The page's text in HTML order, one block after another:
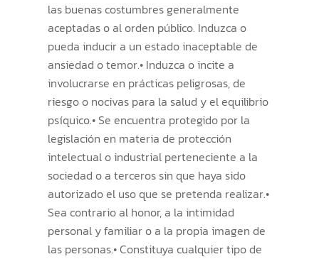
las buenas costumbres generalmente
aceptadas o al orden público. Induzca o
pueda inducir a un estado inaceptable de
ansiedad o temor.• Induzca o incite a
involucrarse en prácticas peligrosas, de
riesgo o nocivas para la salud y el equilibrio
psíquico.• Se encuentra protegido por la
legislación en materia de protección
intelectual o industrial perteneciente a la
sociedad o a terceros sin que haya sido
autorizado el uso que se pretenda realizar.•
Sea contrario al honor, a la intimidad
personal y familiar o a la propia imagen de
las personas.• Constituya cualquier tipo de